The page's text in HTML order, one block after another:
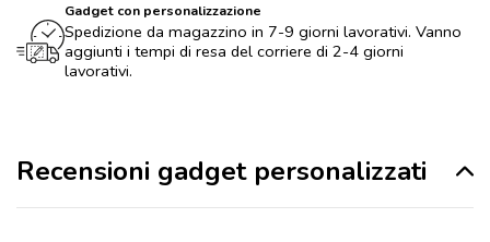
Gadget con personalizzazione
Spedizione da magazzino in 7-9 giorni lavorativi. Vanno
aggiunti i tempi di resa del corriere di 2-4 giorni
lavorativi.
Recensioni gadget personalizzati